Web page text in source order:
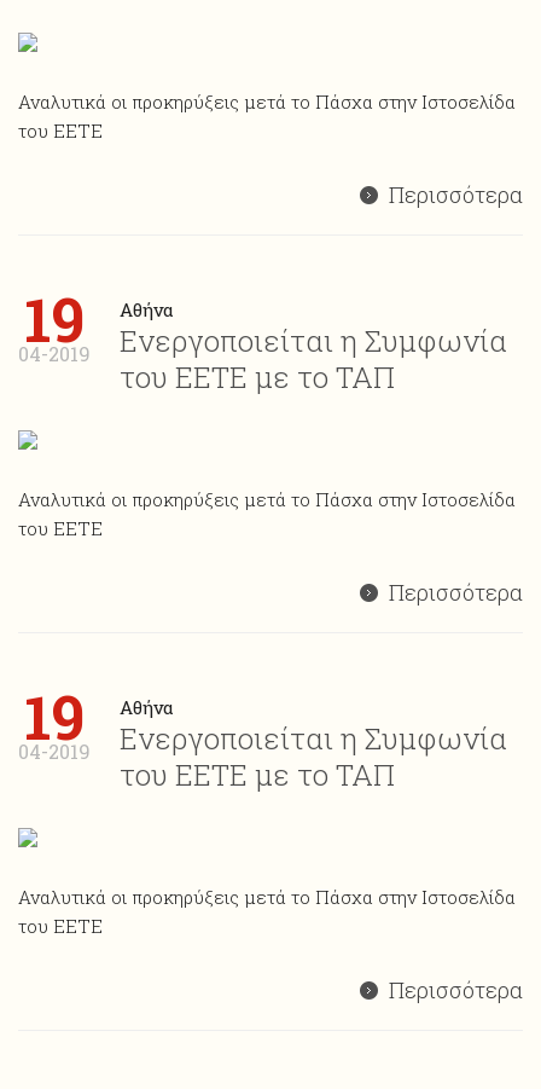
Αναλυτικά οι προκηρύξεις μετά το Πάσχα στην Ιστοσελίδα
του ΕΕΤΕ
Περισσότερα
19
04-2019
Αθήνα
Ενεργοποιείται η Συμφωνία
του ΕΕΤΕ με το ΤΑΠ
Αναλυτικά οι προκηρύξεις μετά το Πάσχα στην Ιστοσελίδα
του ΕΕΤΕ
Περισσότερα
19
04-2019
Αθήνα
Ενεργοποιείται η Συμφωνία
του ΕΕΤΕ με το ΤΑΠ
Αναλυτικά οι προκηρύξεις μετά το Πάσχα στην Ιστοσελίδα
του ΕΕΤΕ
Περισσότερα